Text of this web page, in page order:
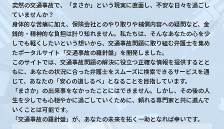
突然の交通事故で、「まさか」という現実に直面し、不安な日々を過ごし
ていませんか？
身体的な苦痛に加え、保険会社とのやり取りや補償内容への疑問など、金
銭的・精神的な負担は計り知れません。私たちは、そんなあなたの心を少
しでも軽くしたいという想いから、交通事故問題に取り組む弁護士を集め
たポータルサイト「交通事故の羅針盤」を開発しました。
このサイトでは、交通事故問題の解決に役立つ正確な情報を提供するとと
もに、あなたの状況に合った弁護士をスムーズに検索できるサービスを通
じて、あなたの「安心の道しるべ」となることを目指しています。
「まさか」の出来事をなかったことにはできません。しかし、その後の人
生を少しでも心穏やかに過ごしていくために、頼れる専門家と共に進んで
いくことは可能です。
「交通事故の羅針盤」が、あなたの未来を拓く一助となれば幸いです。